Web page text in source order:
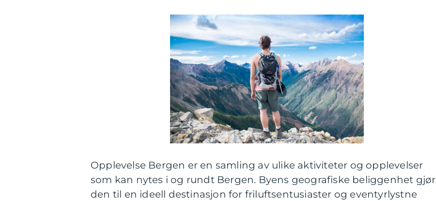
Opplevelse Bergen er en samling av ulike aktiviteter og opplevelser
som kan nytes i og rundt Bergen. Byens geografiske beliggenhet gjør
den til en ideell destinasjon for friluftsentusiaster og eventyrlystne